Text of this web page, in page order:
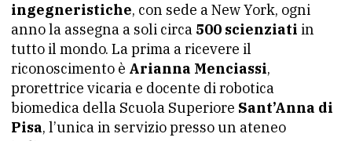
ingegneristiche, con sede a New York, ogni
anno la assegna a soli circa 500 scienziati in
tutto il mondo. La prima a ricevere il
riconoscimento è Arianna Menciassi,
prorettrice vicaria e docente di robotica
biomedica della Scuola Superiore Sant’Anna di
Pisa, l’unica in servizio presso un ateneo